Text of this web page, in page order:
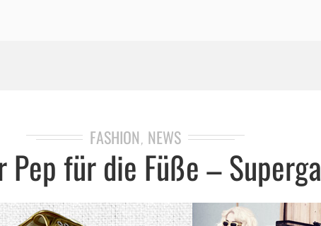
FASHION, NEWS
Pep für die Füße – Superga